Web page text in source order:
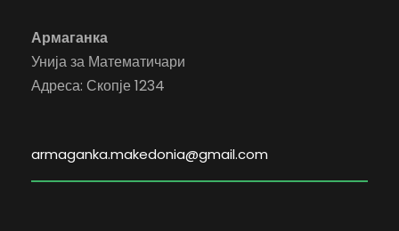
Армаганка
Унија за Математичари
Адреса: Скопје 1234
armaganka.makedonia@gmail.com